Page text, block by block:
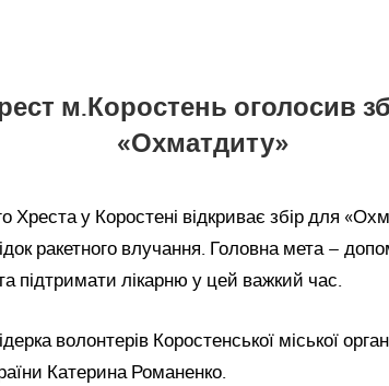
м.Коростень оголосив
«Охматдиту»
Хреста у Коростені відкриває збір для
ракетного влучання. Головна мета –
підтримати лікарню у цей важкий час.
волонтерів Коростенської міської
Катерина Романенко.